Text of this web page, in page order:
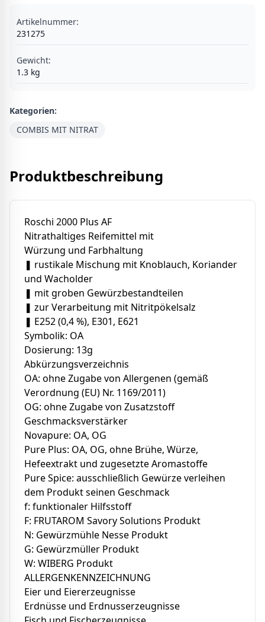
Artikelnummer:
231275
Gewicht:
1.3 kg
Kategorien:
COMBIS MIT NITRAT
Produktbeschreibung
Roschi 2000 Plus AF
Nitrathaltiges Reifemittel mit
Würzung und Farbhaltung
❚ rustikale Mischung mit Knoblauch, Koriander
und Wacholder
❚ mit groben Gewürzbestandteilen
❚ zur Verarbeitung mit Nitritpökelsalz
❚ E252 (0,4 %), E301, E621
Symbolik: OA
Dosierung: 13g
Abkürzungsverzeichnis
OA: ohne Zugabe von Allergenen (gemäß
Verordnung (EU) Nr. 1169/2011)
OG: ohne Zugabe von Zusatzstoff
Geschmacksverstärker
Novapure: OA, OG
Pure Plus: OA, OG, ohne Brühe, Würze,
Hefeextrakt und zugesetzte Aromastoffe
Pure Spice: ausschließlich Gewürze verleihen
dem Produkt seinen Geschmack
f: funktionaler Hilfsstoff
F: FRUTAROM Savory Solutions Produkt
N: Gewürzmühle Nesse Produkt
G: Gewürzmüller Produkt
W: WIBERG Produkt
ALLERGENKENNZEICHNUNG
Eier und Eiererzeugnisse
Erdnüsse und Erdnusserzeugnisse